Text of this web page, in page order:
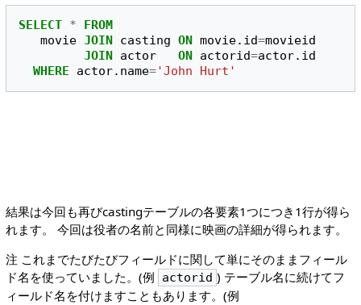
SELECT *
FROM
movie JOIN casting ON movie. id=movieid
JOIN actor ON actorid=actor. id
WHERE
actor. name='John Hurt'
結果は今回も再びcastingテーブルの各要素1つにつき1行が得ら
れます。 今回は役者の名前と同様に映画の詳細が得られます。
注 これまでたびたびフィールドに関して単にそのままフィール
ド名を使っていました。(例
actorid ) テーブル名に続けてフ
ィールド名を付けますこともあります。(例